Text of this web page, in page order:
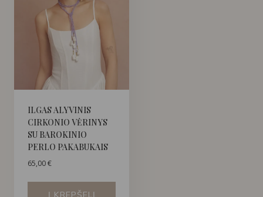
ILGAS ALYVINIS
CIRKONIO VĖRINYS
SU BAROKINIO
PERLO PAKABUKAIS
65,00€
Į KREPŠELĮ